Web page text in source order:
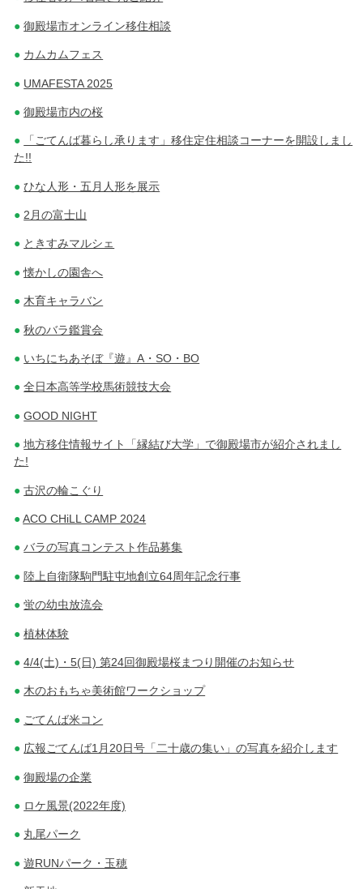
御殿場市オンライン移住相談
カムカムフェス
UMAFESTA 2025
御殿場市内の桜
「ごてんば暮らし承ります」移住定住相談コーナーを開設しまし
た!!
ひな人形・五月人形を展示
2月の富士山
ときすみマルシェ
懐かしの園舎へ
木育キャラバン
秋のバラ鑑賞会
いちにちあそぼ『遊』A・SO・BO
全日本高等学校馬術競技大会
GOOD NIGHT
地方移住情報サイト「縁結び大学」で御殿場市が紹介されまし
た!
古沢の輪こぐり
ACO CHiLL CAMP 2024
バラの写真コンテスト作品募集
陸上自衛隊駒門駐屯地創立64周年記念行事
蛍の幼虫放流会
植林体験
4/4(土)・5(日) 第24回御殿場桜まつり開催のお知らせ
木のおもちゃ美術館ワークショップ
ごてんば米コン
広報ごてんば1月20日号「二十歳の集い」の写真を紹介します
御殿場の企業
ロケ風景(2022年度)
丸尾パーク
遊RUNパーク・玉穂